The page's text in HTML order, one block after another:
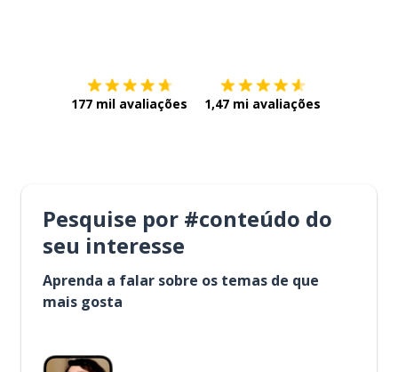
177 mil avaliações 1,47 mi avaliações
Pesquise por #conteúdo do
seu interesse
Aprenda a falar sobre os temas de que
mais gosta